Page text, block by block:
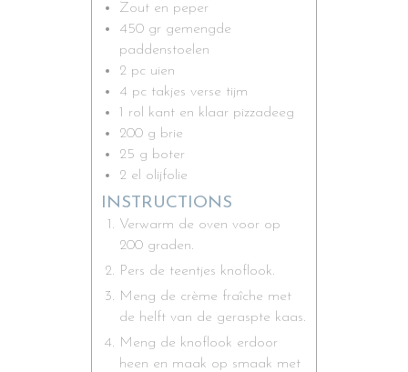
Zout en peper
450 gr gemengde
paddenstoelen
2 pc uien
4 pc takjes verse tijm
1 rol kant en klaar pizzadeeg
200 g brie
25 g boter
2 el olijfolie
INSTRUCTIONS
Verwarm de oven voor op
200 graden.
Pers de teentjes knoflook.
Meng de crème fraîche met
de helft van de geraspte kaas.
Meng de knoflook erdoor
heen en maak op smaak met